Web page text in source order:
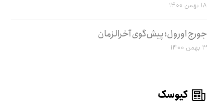
۱۸ بهمن ۱۴۰۰
جورج اورول؛ پیش‌گوی آخرالزمان
۳ بهمن ۱۴۰۰
کیوسک